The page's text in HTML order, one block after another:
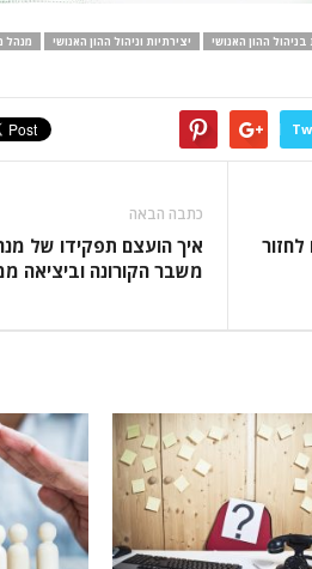
ההון האנושי יצירתיות וניהול ההון האנושי
מנהל
כתבה הבאה
איך הועצם תפקידו של
משבר הקורונה וביציאה